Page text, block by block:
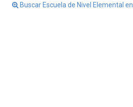
Buscar Escuela de Nivel Elemental